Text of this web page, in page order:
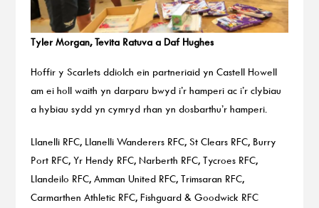
Tyler Morgan, Tevita Ratuva a Daf Hughes
Hoffir y Scarlets ddiolch ein partneriaid yn Castell Howell
am ei holl waith yn darparu bwyd i’r hamperi ac i’r clybiau
a hybiau sydd yn cymryd rhan yn dosbarthu’r hamperi.
Llanelli RFC, Llanelli Wanderers RFC, St Clears RFC, Burry
Port RFC, Yr Hendy RFC, Narberth RFC, Tycroes RFC,
Llandeilo RFC, Amman United RFC, Trimsaran RFC,
Carmarthen Athletic RFC, Fishguard & Goodwick RFC